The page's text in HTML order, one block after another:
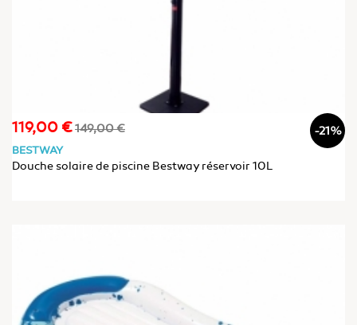
Prix
119,00 €Prix
149,00 € -21%
BESTWAY
Douche solaire de piscine Bestway réservoir 10L